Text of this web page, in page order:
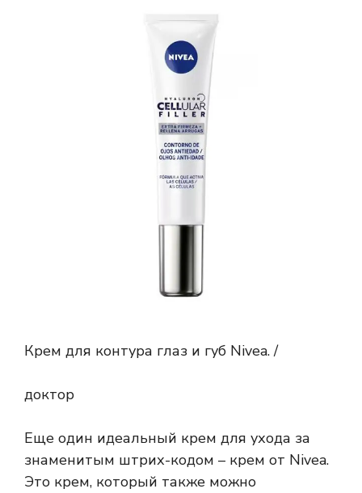
Крем для контура глаз и губ Nivea. /
доктор
Еще один идеальный крем для ухода за
знаменитым штрих-кодом – крем от Nivea.
Это крем, который также можно